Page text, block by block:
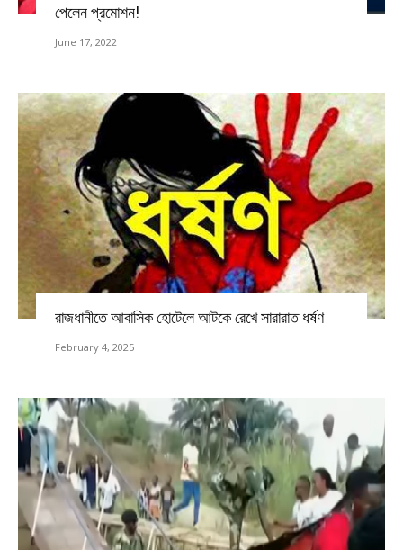
পেলেন প্রমোশন!
June 17, 2022
রাজধানীতে আবাসিক হোটেলে আটকে রেখে সারারাত ধর্ষণ
February 4, 2025